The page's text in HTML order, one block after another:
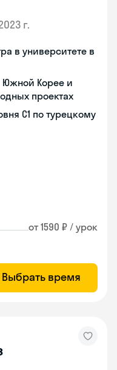
г.
в университете в
Южной Корее и
проектах
C1 по турецкому
от 1590 ₽ / урок
Выбрать время